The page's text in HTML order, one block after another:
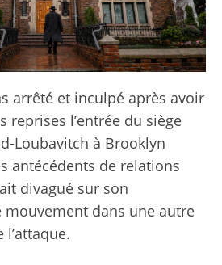
arrêté et inculpé après avoir
reprises l’entrée du siège
Loubavitch à Brooklyn
antécédents de relations
divagué sur son
mouvement dans une autre